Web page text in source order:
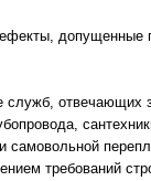
отвечающих
требований